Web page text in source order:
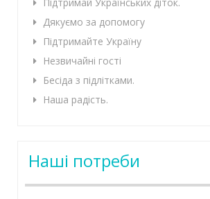
Дякуємо за допомогу
Підтримайте Україну
Незвичайні гості
Бесіда з підлітками.
Наша радість.
Наші потреби